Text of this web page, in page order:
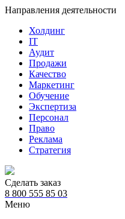
Направления деятельности
Холдинг
IT
Аудит
Продажи
Качество
Маркетинг
Обучение
Экспертиза
Персонал
Право
Реклама
Стратегия
Сделать заказ
8 800 555 85 03
Меню